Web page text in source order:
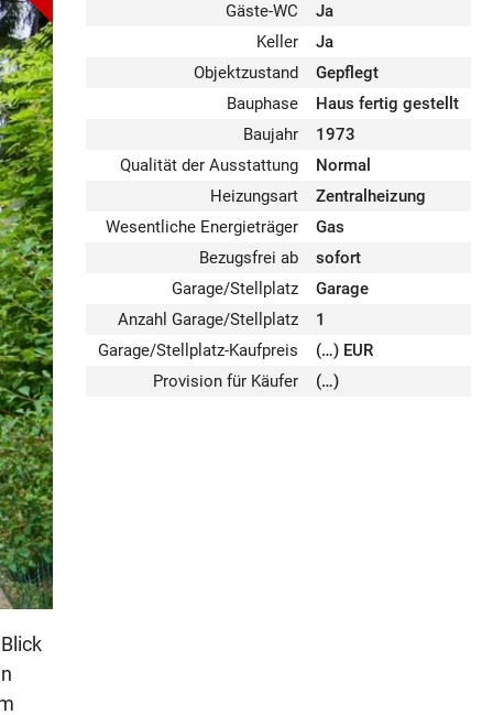
Gäste-WC
Ja
Keller
Ja
Objektzustand
Gepflegt
Bauphase
Haus fertig gestellt
Baujahr
1973
Qualität der Ausstattung
Normal
Heizungsart
Zentralheizung
Wesentliche Energieträger
Gas
Bezugsfrei ab
sofort
Garage/Stellplatz
Garage
Anzahl Garage/Stellplatz
1
Garage/Stellplatz-Kaufpreis
(…) EUR
Provision für Käufer
(…)